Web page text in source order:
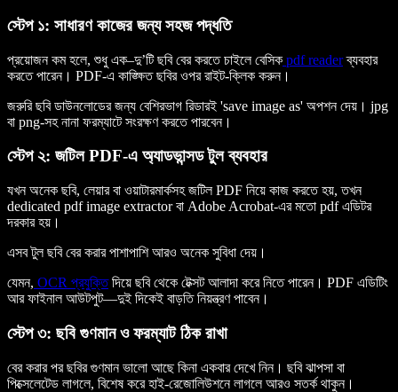
স্টেপ ১: সাধারণ কাজের জন্য সহজ পদ্ধতি
প্রয়োজন কম হলে, শুধু এক–দু’টি ছবি বের করতে চাইলে বেসিক pdf readerব্যবহার
করতে পারেন। PDF-এ কাঙ্ক্ষিত ছবির ওপর রাইট-ক্লিক করুন।
জরুরি ছবি ডাউনলোডের জন্য বেশিরভাগ রিডারই 'save image as' অপশন দেয়। jpg
বা png-সহ নানা ফরম্যাটে সংরক্ষণ করতে পারবেন।
স্টেপ ২: জটিল PDF-এ অ্যাডভান্সড টুল ব্যবহার
যখন অনেক ছবি, লেয়ার বা ওয়াটারমার্কসহ জটিল PDF নিয়ে কাজ করতে হয়, তখন
dedicated pdf image extractor বা Adobe Acrobat-এর মতো pdf এডিটর
দরকার হয়।
এসব টুল ছবি বের করার পাশাপাশি আরও অনেক সুবিধা দেয়।
যেমন, OCR প্রযুক্তিদিয়ে ছবি থেকে টেক্সট আলাদা করে নিতে পারেন। PDF এডিটিং
আর ফাইনাল আউটপুট—দুই দিকেই বাড়তি নিয়ন্ত্রণ পাবেন।
স্টেপ ৩: ছবি গুণমান ও ফরম্যাট ঠিক রাখা
বের করার পর ছবির গুণমান ভালো আছে কিনা একবার দেখে নিন। ছবি ঝাপসা বা
পিক্সেলেটেড লাগলে, বিশেষ করে হাই-রেজোলিউশনে লাগলে আরও সতর্ক থাকুন।